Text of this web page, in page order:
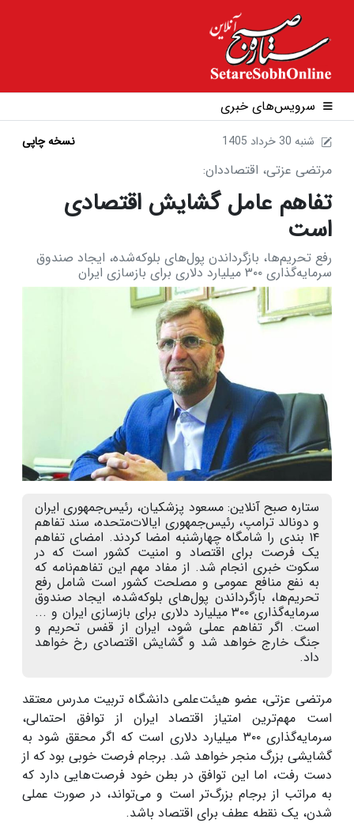
سرویس‌های خبری
1405 شنبه 30 خرداد نسخه چاپی
مرتضی عزتی، اقتصاددان:
تفاهم عامل گشایش اقتصادی
است
رفع تحریم‌ها، بازگرداندن پول‌های بلوکه‌شده، ایجاد صندوق
سرمایه‌گذاری ۳۰۰ میلیارد دلاری برای بازسازی ایران
ستاره صبح آنلاین: مسعود پزشکیان، رئیس‌جمهوری ایران
و دونالد ترامپ، رئیس‌جمهوری ایالات‌متحده، سند تفاهم
۱۴ بندی را شامگاه چهارشنبه امضا کردند. امضای تفاهم
یک فرصت برای اقتصاد و امنیت کشور است که در
سکوت خبری انجام شد. از مفاد مهم این تفاهم‌نامه که
به نفع منافع عمومی و مصلحت کشور است شامل رفع
تحریم‌ها، بازگرداندن پول‌های بلوکه‌شده، ایجاد صندوق
سرمایه‌گذاری ۳۰۰ میلیارد دلاری برای بازسازی ایران و ...
است. اگر تفاهم عملی شود، ایران از قفس تحریم و
جنگ خارج خواهد شد و گشایش اقتصادی رخ خواهد
داد.
مرتضی عزتی، عضو هیئت‌علمی دانشگاه تربیت مدرس معتقد
است مهم‌ترین امتیاز اقتصاد ایران از توافق احتمالی،
سرمایه‌گذاری۳۰۰ میلیارد دلاری است که اگر محقق شود به
گشایشی بزرگ منجر خواهد شد. برجام فرصت خوبی بود که از
دست رفت، اما این توافق در بطن خود فرصت‌هایی دارد که
به مراتب از برجام بزرگ‌تر است و می‌تواند، در صورت عملی
شدن، یک نقطه عطف برای اقتصاد باشد.